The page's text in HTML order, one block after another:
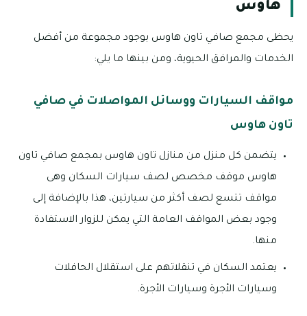
هاوس
يحظى مجمع صافي تاون هاوس بوجود مجموعة من أفضل
الخدمات والمرافق الحيوية، ومن بينها ما يلي:
مواقف السيارات ووسائل المواصلات في صافي
تاون هاوس
يتضمن كل منزل من منازل تاون هاوس بمجمع صافي تاون
هاوس موقف مخصص لصف سيارات السكان وهى
مواقف تتسع لصف أكثر من سيارتين، هذا بالإضافة إلى
وجود بعض المواقف العامة التي يمكن للزوار الاستفادة
منها.
يعتمد السكان في تنقلاتهم على استقلال الحافلات
وسيارات الأجرة وسيارات الأجرة.